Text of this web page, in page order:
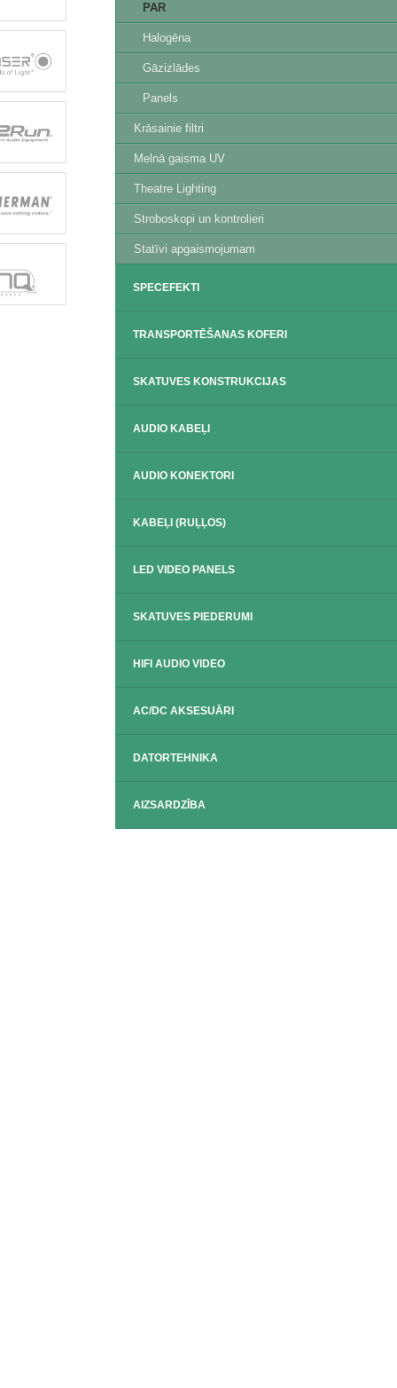
PAR
Halogēna
Gāzizlādes
Panels
Krāsainie filtri
Melnā gaisma UV
Theatre Lighting
Stroboskopi un kontrolieri
Statīvi apgaismojumam
SPECEFEKTI
TRANSPORTĒŠANAS KOFERI
SKATUVES KONSTRUKCIJAS
AUDIO KABEĻI
AUDIO KONEKTORI
KABEĻI (RUĻĻOS)
LED VIDEO PANELS
SKATUVES PIEDERUMI
HIFI AUDIO VIDEO
AC/DC AKSESUĀRI
DATORTEHNIKA
AIZSARDZĪBA